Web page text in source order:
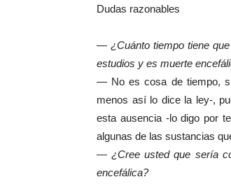
Dudas razonables
— ¿Cuánto tiempo tiene
estudios y es muerte
— No es cosa de tiempo,
menos así lo dice la ley-,
esta ausencia -lo digo por
algunas de las sustancias
— ¿Cree usted que sería
encefálica?